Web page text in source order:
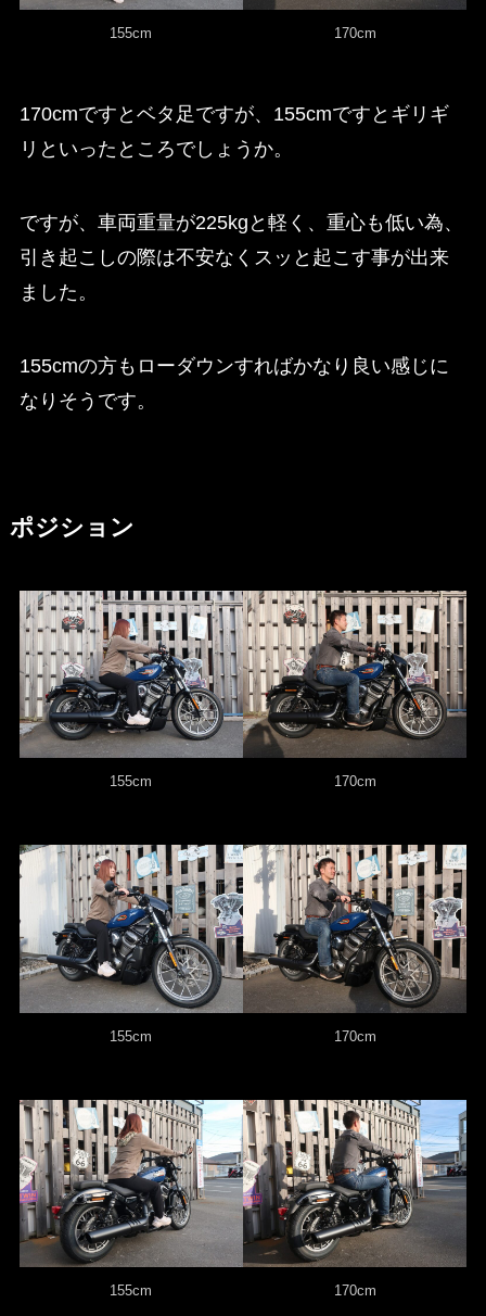
155cm 170cm
170cmですとベタ足ですが、155cmですとギリギ
リといったところでしょうか。
ですが、車両重量が225kgと軽く、重心も低い為、
引き起こしの際は不安なくスッと起こす事が出来
ました。
155cmの方もローダウンすればかなり良い感じに
なりそうです。
ポジション
155cm 170cm
155cm 170cm
155cm 170cm